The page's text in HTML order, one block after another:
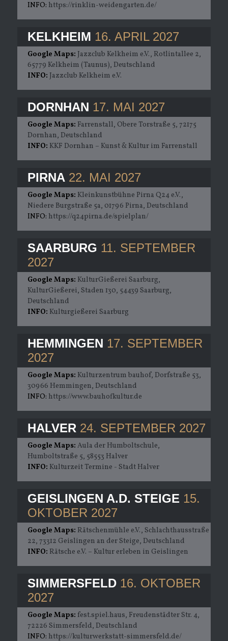
INFO: https://rinklin-weidengarten.de/
KELKHEIM 16. APRIL 2027
Google Maps: Jazzclub Kelkheim e.V., Rotlintallee 2,
65779 Kelkheim (Taunus), Deutschland
INFO: Jazzclub Kelkheim e.V.
DORNHAN 17. MAI 2027
Google Maps: Farrenstall, Obere Torstraße 5, 72175
Dornhan, Deutschland
INFO: KKF Dornhan – Kunst & Kultur im Farrenstall
PIRNA 22. MAI 2027
Google Maps: Kleinkunstbühne Pirna Q24 e.V.,
Niedere Burgstraße 5a, 01796 Pirna, Deutschland
INFO: https://q24pirna.de/spielplan/
SAARBURG 11. SEPTEMBER
2027
Google Maps: KulturGießerei Saarburg,
KulturGießerei, Staden 130, 54439 Saarburg,
Deutschland
INFO: Kulturgießerei Saarburg
HEMMINGEN 17. SEPTEMBER
2027
Google Maps: Kulturzentrum bauhof, Dorfstraße 53,
30966 Hemmingen, Deutschland
INFO: https://www.bauhofkultur.de
HALVER 24. SEPTEMBER 2027
Google Maps: Aula der Humboltschule,
Humboltstraße 5, 58553 Halver
INFO: Kulturzeit Termine - Stadt Halver
GEISLINGEN A.D. STEIGE 15.
OKTOBER 2027
Google Maps: Rätschenmühle e.V., Schlachthausstraße
22, 73312 Geislingen an der Steige, Deutschland
INFO: Rätsche e.V. – Kultur erleben in Geislingen
SIMMERSFELD 16. OKTOBER
2027
Google Maps: fest.spiel.haus, Freudenstädter Str. 4,
72226 Simmersfeld, Deutschland
INFO: https://kulturwerkstatt-simmersfeld.de/